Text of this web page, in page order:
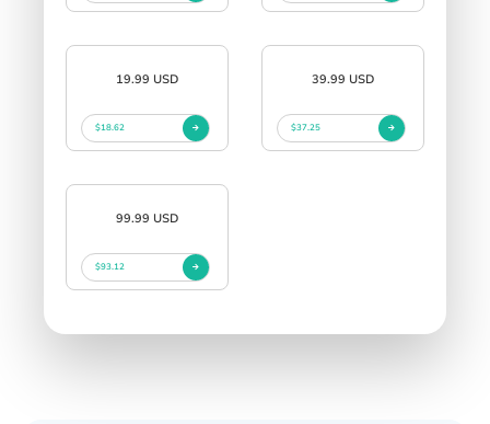
19.99 USD
$18.62
39.99 USD
$37.25
99.99 USD
$93.12